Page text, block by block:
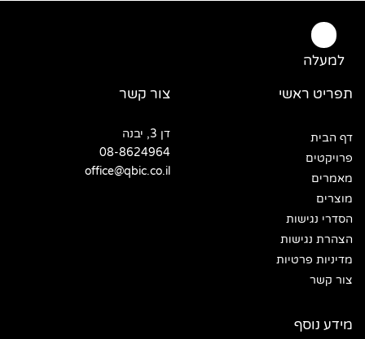
למעלה
תפריט ראשי
דף הבית
פרויקטים
מאמרים
מוצרים
הסדרי נגישות
הצהרת נגישות
מדיניות פרטיות
צור קשר
מידע נוסף
צור קשר
דן 3, יבנה
08-8624964
office@qbic.co.il